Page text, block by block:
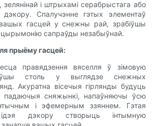
зелянінай і штрыхамі серабрыстага або
дэкору. Спалучэнне гэтых элементаў
гасцей у снежны рай, зрабіўшы
сапраўды незабыўнай.
прыёму гасцей:
правядзення вяселля ў зімовую
столь у выглядзе снежных
Акуратна вісечыя гірлянды будуць
падаючыя сняжынкі, напаўняючы ўсю
і эфемерным ззяннем. Гэтая
ідэя дэкору створыць інтымную